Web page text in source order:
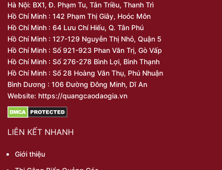
Hà Nội: BX1, Đ. Phạm Tu, Tân Triều, Thanh Trì
Hồ Chí Minh : 142 Phạm Thị Giây, Hoóc Môn
Hồ Chí Minh : 64 Lưu Chí Hiếu, Q. Tân Phú
Hồ Chí Minh : 127-129 Nguyễn Thị Nhỏ, Quận 5
Hồ Chí Minh : Số 921-923 Phan Văn Trị, Gò Vấp
Hồ Chí Minh : Số 276-278 Bình Lợi, Bình Thạnh
Hồ Chí Minh : Số 28 Hoàng Văn Thụ, Phú Nhuận
Bình Dương : 106 Đường Đông Minh, Dĩ An
Website: https://quangcaodaogia.vn
LIÊN KẾT NHANH
Giới thiệu